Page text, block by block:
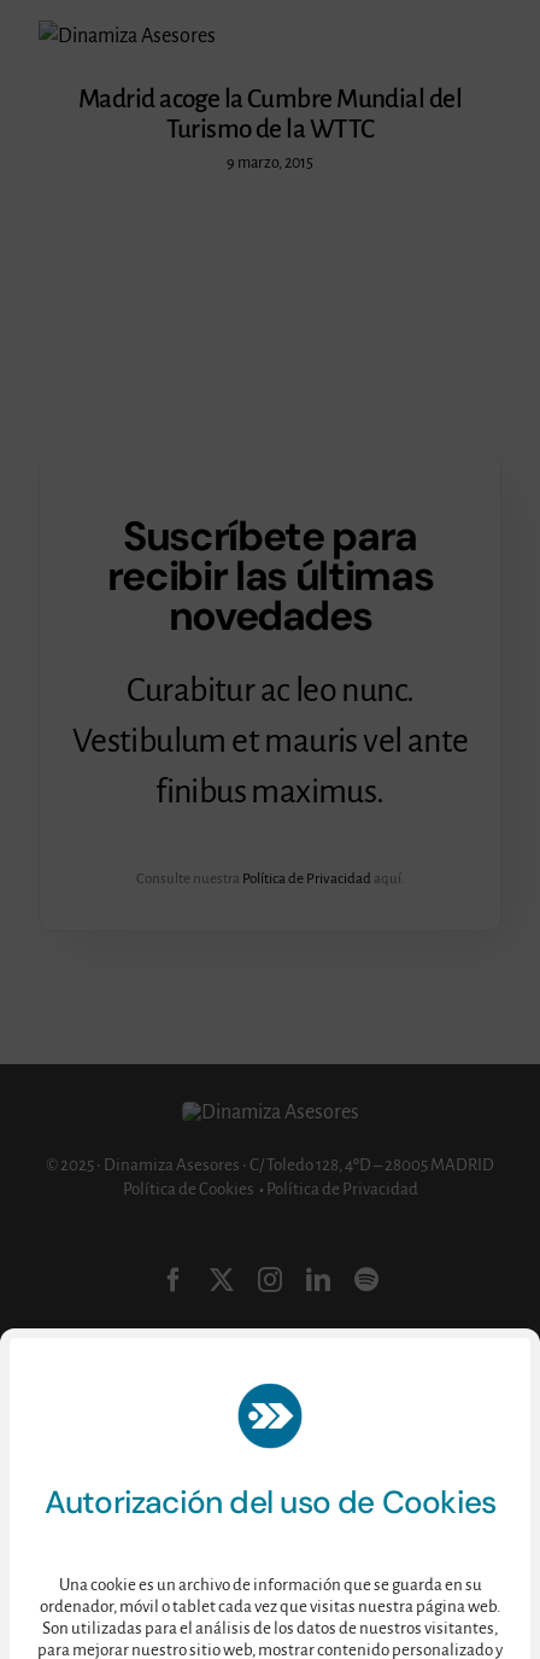
Autorización del uso de Cookies
Una cookie es un archivo de información que se guarda en su
ordenador, móvil o tablet cada vez que visitas nuestra página web.
Son utilizadas para el análisis de los datos de nuestros visitantes,
para mejorar nuestro sitio web, mostrar contenido personalizado y
Madrid acoge la Cumbre Mundial del
Turismo de la WTTC
9 marzo, 2015
Suscríbete para
recibir las últimas
novedades
Curabitur ac leo nunc.
Vestibulum et mauris vel ante
finibus maximus.
Consulte nuestra Política de Privacidad aquí.
© 2025 • Dinamiza Asesores • C/ Toledo 128, 4ºD – 28005 MADRID
Política de Cookies • Política de Privacidad